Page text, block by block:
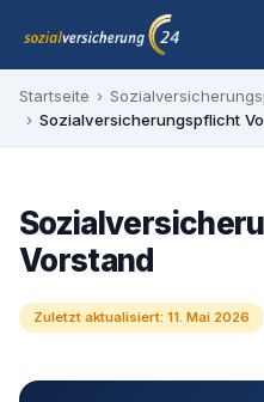
Zum Inhalt springen
sozialversicherung24 —
Startseite ›
› Sozialversicherungspflicht
Vorstand
Zuletzt aktualisiert: 11. Mai 2026